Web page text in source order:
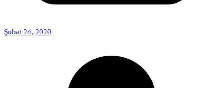
Şubat 24, 2020